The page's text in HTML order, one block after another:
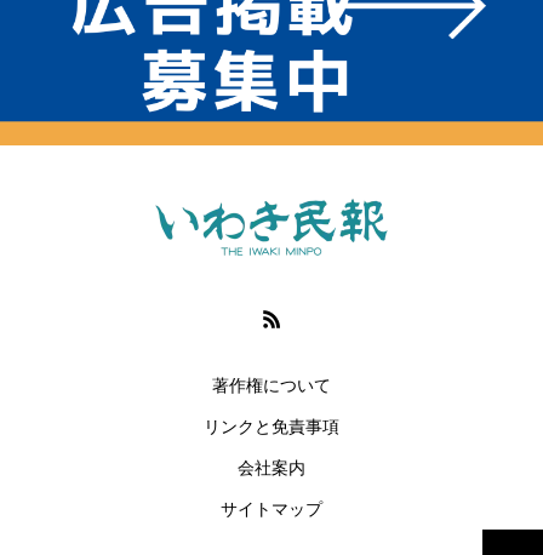
著作権について
リンクと免責事項
会社案内
サイトマップ